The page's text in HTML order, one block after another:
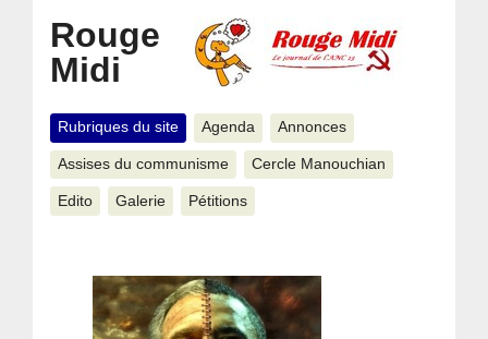
Rouge
Midi
Rubriques du site Agenda Annonces
Assises du communisme Cercle Manouchian
Edito Galerie Pétitions